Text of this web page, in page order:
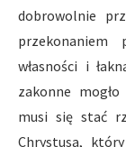
dobrowolnie
przekonaniem
własności i
zakonne
musi się stać
Chrystusa,